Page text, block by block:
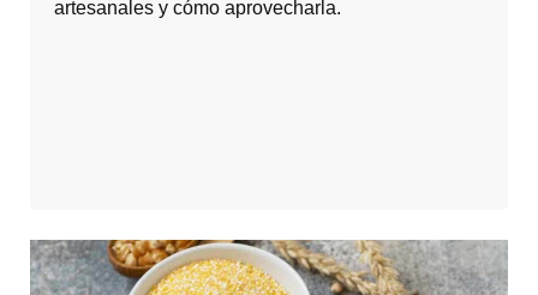
artesanales y cómo aprovecharla.